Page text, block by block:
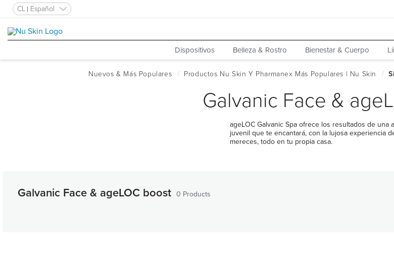
CL Español
Dispositivos Belleza & Rostro Bienestar & Cuerpo
Galvanic Face &
ageLOC Galvanic Spa ofrece los resultados de una
juvenil que te encantará, con la lujosa experiencia
mereces, todo en tu propia casa.
Galvanic Face & ageLOC boost 0 Products